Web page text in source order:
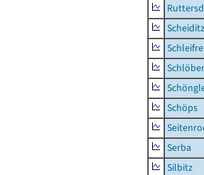
Scheiditz
Schöps
Serba
Silbitz